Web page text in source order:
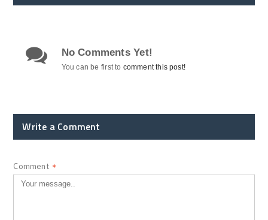
No Comments Yet!
You can be first to comment this post!
Write a Comment
Comment *